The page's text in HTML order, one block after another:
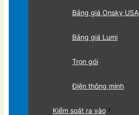
Bảng giá Onsky USA
Bảng giá Lumi
Trọn gói
Điện thông minh
Kiểm soát ra vào